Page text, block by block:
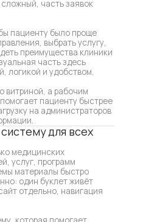
а рабочим
пациенту быстрее
для всех
программ
быстро
буклет живёт
отдельно, навигация
помогает
в один понятный
печатных
врачей,
во всех точках
бренд, а команде —
переделок
спокойно